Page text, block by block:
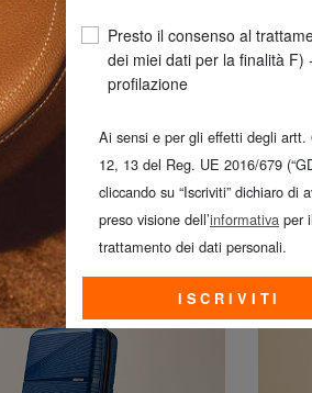
-30 | 40 | 50%
Compra subito
Presto il consenso al
dei miei dati per la finalità F)
profilazione
Ai sensi e per gli effetti degli artt.
12, 13 del Reg. UE 2016/679
cliccando su “Iscriviti” dichiaro di
preso visione dell’informativa per
trattamento dei dati personali.
ISCRIVITI